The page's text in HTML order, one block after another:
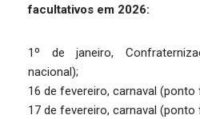
facultativos em 2026:
1º de janeiro,
nacional);
16 de fevereiro, carnaval (ponto
17 de fevereiro, carnaval (ponto